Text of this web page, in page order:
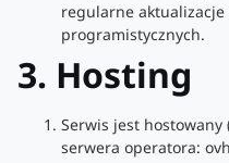
regularne
programistycznych.
3. Hosting
Serwis jest
serwera operatora: